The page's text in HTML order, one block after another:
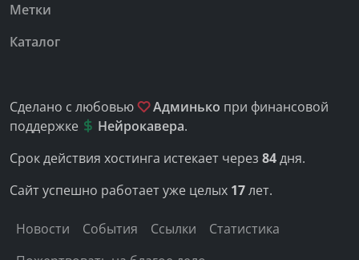
Метки
Каталог
Сделано с любовью Админько при финансовой
поддержке
Нейрокавера.
Срок действия хостинга истекает через 84дня.
Сайт успешно работает уже целых 17лет.
Новости События Ссылки
Статистика